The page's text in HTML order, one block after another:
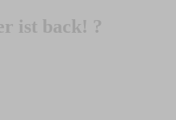
ist back! ?